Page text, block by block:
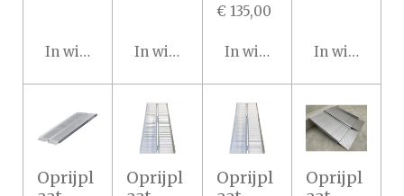
In winkelwagenIn winkelwagen
€ 135,00
In winkelwagen
In
Oprijpl
Oprijpl
Oprijpl
Oprijpl